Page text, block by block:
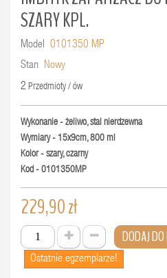
SZARY KPL.
Model 0101350 MP
Stan Nowy
2 Przedmioty / ów
Wykonanie - żeliwo, stal nierdzewna
Wymiary - 15x9cm, 800 ml
Kolor - szary, czarny
Kod - 0101350MP
229,90 zł
DODAJ
Ostatnie egzemplarze!